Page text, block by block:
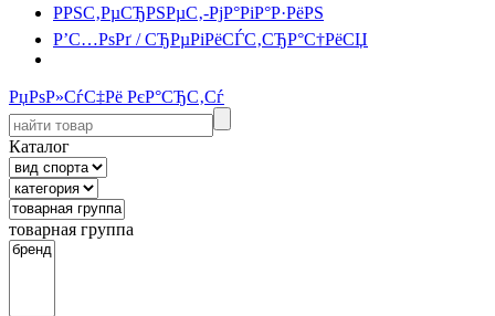
РРЅС‚РµСЂРЅРµС‚-РјР°РіР°Р·РёРЅ
Р’С…РѕРґ / СЂРµРіРёСЃС‚СЂР°С†РёСЏ
РџРѕР»СѓС‡Рё РєР°СЂС‚Сѓ
Каталог
товарная группа